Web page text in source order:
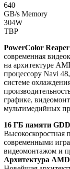
640
GB/s Memory
304W
TBP
PowerColor
современная
на архитектуре
процессору Navi
системе
графике,
мультимедийных
16 ГБ памяти
Высокоскоростная
современными
видеомонтажом и
Архитектура